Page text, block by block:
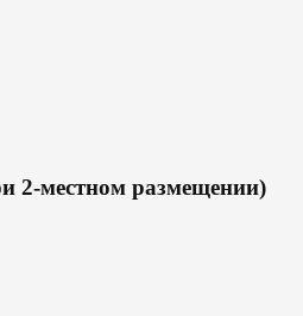
2-местном размещении)